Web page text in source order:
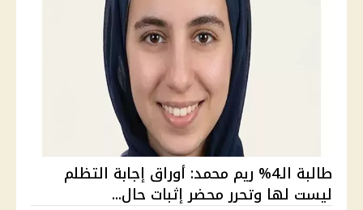
طالبة الـ4% ريم محمد: أوراق إجابة التظلم
ليست لها وتحرر محضر إثبات حال...